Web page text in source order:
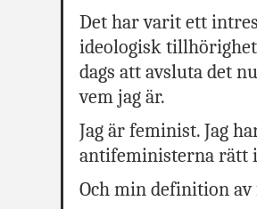
Det har varit ett
ideologisk
dags att avsluta det
vem jag är.
Jag är feminist. Jag
antifeministerna rätt
Och min definition